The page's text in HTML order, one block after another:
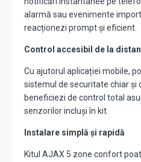
alarmă sau evenimente
reacționezi prompt și eficient.
Control accesibil de la
Cu ajutorul aplicației mobile,
sistemul de securitate chiar și
beneficiezi de control total
senzorilor incluși în kit.
Instalare simplă și rapidă
Kitul AJAX 5 zone confort